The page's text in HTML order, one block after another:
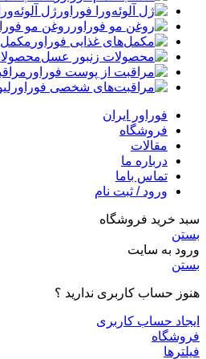
ژل
روغن مو
فوراور ایران
فروشگاه
مقالات
درباره ما
تماس باما
ورود / ثبت نام
سبد خرید فروشگاه
بستن
ورود به سایت
بستن
هنوز حساب کاربری ندارید ؟
ایجاد حساب کاربری
فروشگاه
فیلترها